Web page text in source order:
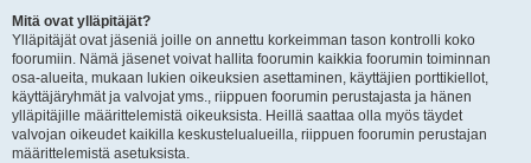
Mitä ovat ylläpitäjät?
Ylläpitäjät ovat jäseniä joille on annettu korkeimman tason kontrolli koko
foorumiin. Nämä jäsenet voivat hallita foorumin kaikkia foorumin toiminnan
osa-alueita, mukaan lukien oikeuksien asettaminen, käyttäjien porttikiellot,
käyttäjäryhmät ja valvojat yms., riippuen foorumin perustajasta ja hänen
ylläpitäjille määrittelemistä oikeuksista. Heillä saattaa olla myös täydet
valvojan oikeudet kaikilla keskustelualueilla, riippuen foorumin perustajan
määrittelemistä asetuksista.